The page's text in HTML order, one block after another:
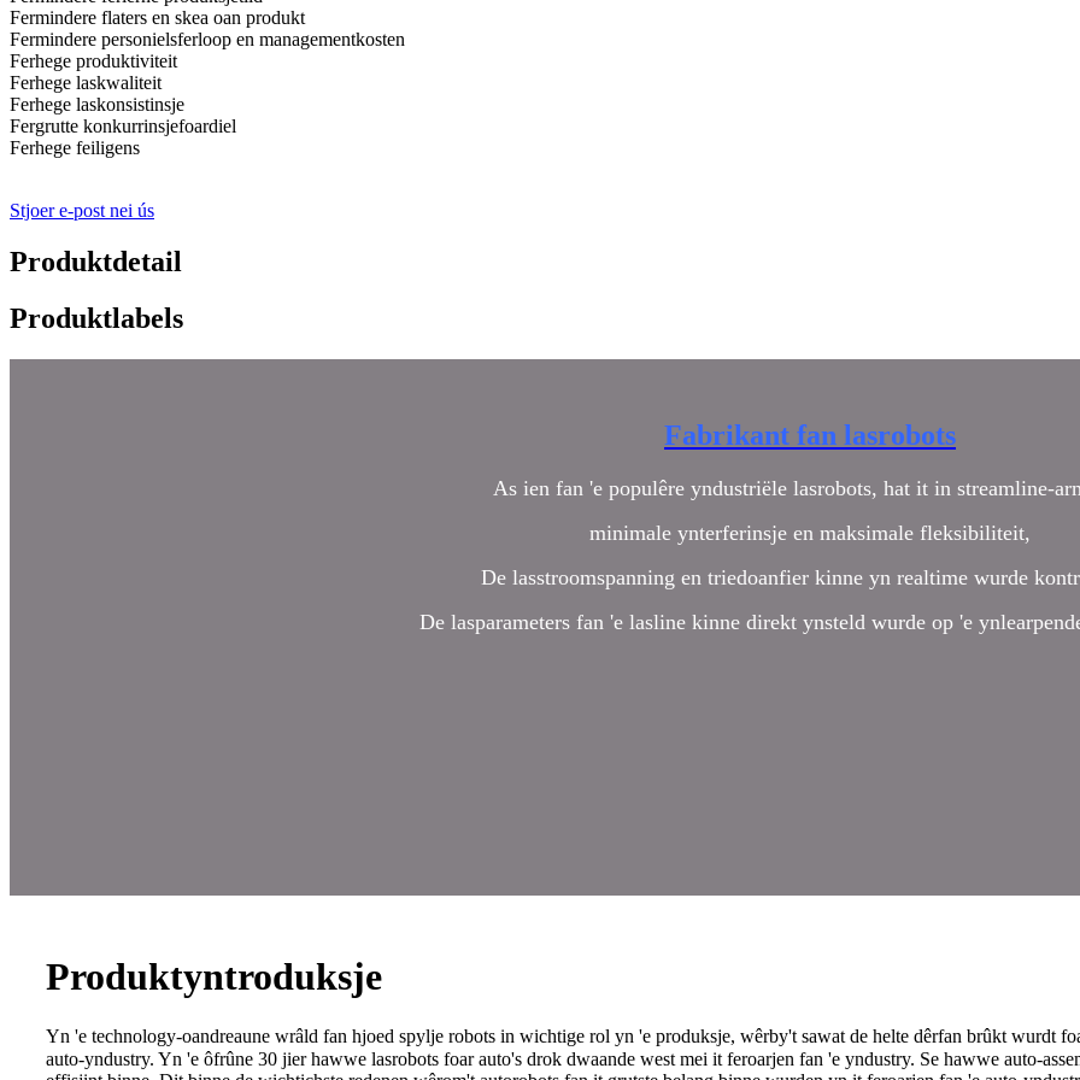
Fermindere flaters en skea oan produkt
Fermindere personielsferloop en managementkosten
Ferhege produktiviteit
Ferhege laskwaliteit
Ferhege laskonsistinsje
Fergrutte konkurrinsjefoardiel
Ferhege feiligens
Stjoer e-post nei ús
Produktdetail
Produktlabels
Fabrikant fan lasrobots
As ien fan 'e populêre yndustriële lasrobots, hat it in streamline-
minimale ynterferinsje en maksimale fleksibiliteit,
De lasstroomspanning en triedoanfier kinne yn realtime wurde
De lasparameters fan 'e lasline kinne direkt ynsteld wurde op 'e
Produktyntroduksje
Yn 'e technology-oandreaune wrâld fan hjoed spylje robots in wichtige rol yn 'e produksje, wêrby't sawat de helte dêrfan brûkt wurdt
auto-yndustry. Yn 'e ôfrûne 30 jier hawwe lasrobots foar auto's drok dwaande west mei it feroarjen fan 'e yndustry. Se hawwe auto-